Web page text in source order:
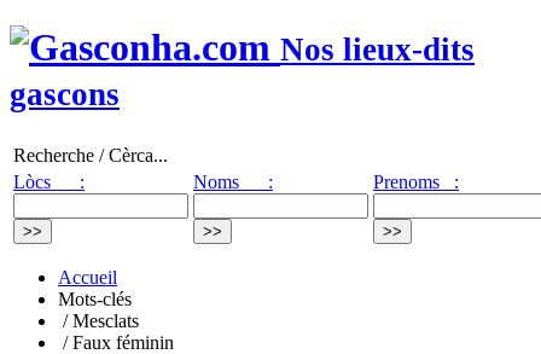
Nos lieux-dits
gascons
Recherche / Cèrca...
Lòcs :
Noms : Prenoms :
Accueil
Mots-clés
/ Mesclats
/ Faux féminin